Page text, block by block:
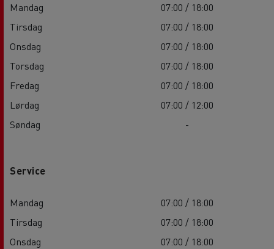
Mandag
07:00 / 18:00
Tirsdag
07:00 / 18:00
Onsdag
07:00 / 18:00
Torsdag
07:00 / 18:00
Fredag
07:00 / 18:00
Lørdag
07:00 / 12:00
Søndag
-
Service
Mandag
07:00 / 18:00
Tirsdag
07:00 / 18:00
Onsdag
07:00 / 18:00